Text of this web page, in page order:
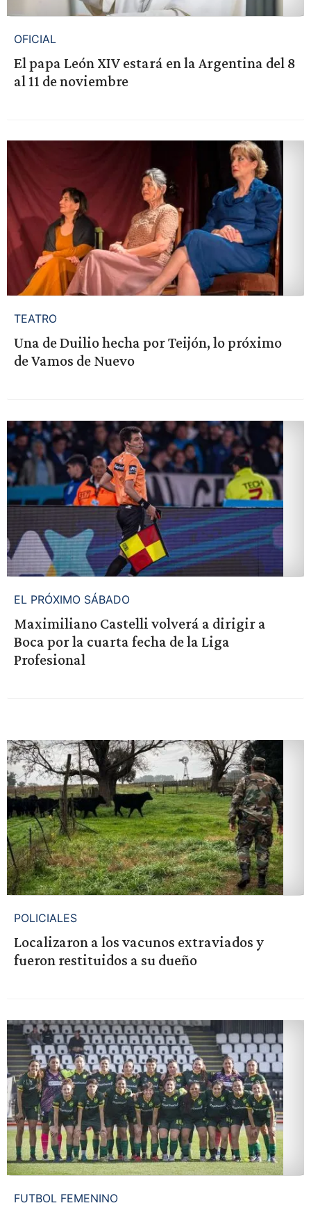
OFICIAL
El papa León XIV estará en la Argentina del 8
al 11 de noviembre
TEATRO
Una de Duilio hecha por Teijón, lo próximo
de Vamos de Nuevo
EL PRÓXIMO SÁBADO
Maximiliano Castelli volverá a dirigir a
Boca por la cuarta fecha de la Liga
Profesional
POLICIALES
Localizaron a los vacunos extraviados y
fueron restituidos a su dueño
FUTBOL FEMENINO